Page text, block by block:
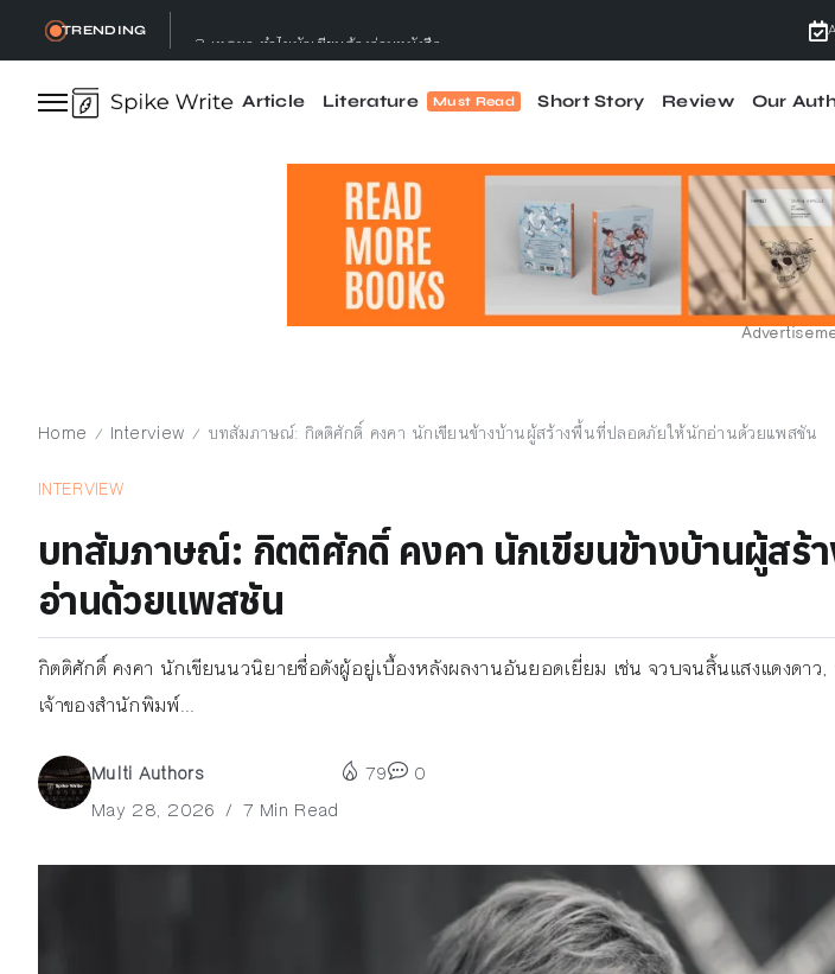
TRENDING
3 เหตุผล ทำไมนักเขียนต้องอ่านหนังสือ
5 วิธีอ่านหนังสือ ให้จบ พร้อมจดจำได้ไม่ลืม ทำแล้วได้ผลจริง
5 วิธีแก้ไขนิยาย ทำอย่างไรเมื่อเขียนนวนิยายร่างแรกจบ
Article Literature Must Read Short Story Review Our
Home / Interview / บทสัมภาษณ์: กิตติศักดิ์ คงคา นักเขียนข้างบ้านผู้สร้างพื้นที่ปลอดภัยให้นักอ่านด้วยแพสชัน
INTERVIEW
บทสัมภาษณ์: กิตติศักดิ์ คงคา นักเขียนข้างบ้านผู้สร้
อ่านด้วยแพสชัน
กิตติศักดิ์ คงคา นักเขียนนวนิยายชื่อดังผู้อยู่เบื้องหลังผลงานอันยอดเยี่ยม เช่น จวบจนสิ้นแสงแดงดา
เจ้าของสำนักพิมพ์...
Multi Authors
May 28, 2026
7 Min Read
79 0